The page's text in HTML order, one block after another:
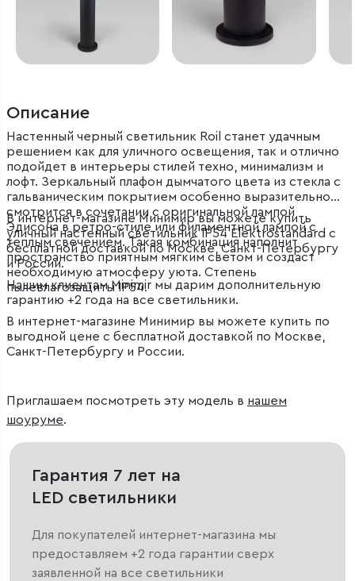
Описание
Настенный черный светильник Roil станет удачным
решением как для уличного освещения, так и отлично
подойдет в интерьеры стилей техно, минимализм и
лофт. Зеркальный плафон дымчатого цвета из стекла с
гальваническим покрытием особенно выразительно
смотрится в сочетании с оригинальной лампой
Эдисона в ретро-стиле или филаментной лампой с
теплым свечением. Такая комбинация наполнит
пространство приятным мягким светом и создаст
необходимую атмосферу уюта. Степень
пылевлагозащиты IP54.
В интернет-магазине Минимир вы можете купить
уличный настенный светильник IP54 Elektrostandard с
бесплатной доставкой по Москве, Санкт-Петербургу
и России.
Нашим клиентам Minimir мы дарим дополнительную
гарантию +2 года на все светильники.
В интернет-магазине Минимир вы можете купить по
выгодной цене с бесплатной доставкой по Москве,
Санкт-Петербургу и России.
Приглашаем посмотреть эту модель в нашем
шоуруме.
Гарантия 7 лет на
LED светильники
Для покупателей интернет-магазина мы
предоставляем +2 года гарантии сверх
заявленной на все светильники